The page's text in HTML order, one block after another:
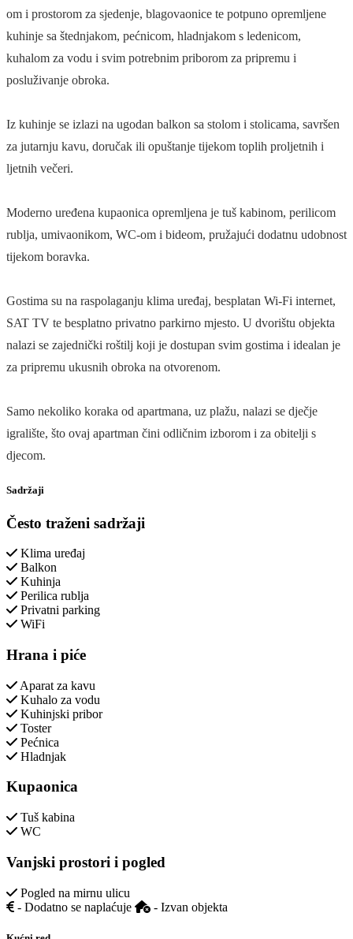
om i prostorom za sjedenje, blagovaonice te potpuno opremljene
kuhinje sa štednjakom, pećnicom, hladnjakom s ledenicom,
kuhalom za vodu i svim potrebnim priborom za pripremu i
posluživanje obroka.
Iz kuhinje se izlazi na ugodan balkon sa stolom i stolicama, savršen
za jutarnju kavu, doručak ili opuštanje tijekom toplih proljetnih i
ljetnih večeri.
Moderno uređena kupaonica opremljena je tuš kabinom, perilicom
rublja, umivaonikom, WC-om i bideom, pružajući dodatnu udobnost
tijekom boravka.
Gostima su na raspolaganju klima uređaj, besplatan Wi-Fi internet,
SAT TV te besplatno privatno parkirno mjesto. U dvorištu objekta
nalazi se zajednički roštilj koji je dostupan svim gostima i idealan je
za pripremu ukusnih obroka na otvorenom.
Samo nekoliko koraka od apartmana, uz plažu, nalazi se dječje
igralište, što ovaj apartman čini odličnim izborom i za obitelji s
djecom.
Sadržaji
Često traženi sadržaji
Klima uređaj
Balkon
Kuhinja
Perilica rublja
Privatni parking
WiFi
Hrana i piće
Aparat za kavu
Kuhalo za vodu
Kuhinjski pribor
Toster
Pećnica
Hladnjak
Kupaonica
Tuš kabina
WC
Vanjski prostori i pogled
Pogled na mirnu ulicu
- Dodatno se naplaćuje
- Izvan objekta